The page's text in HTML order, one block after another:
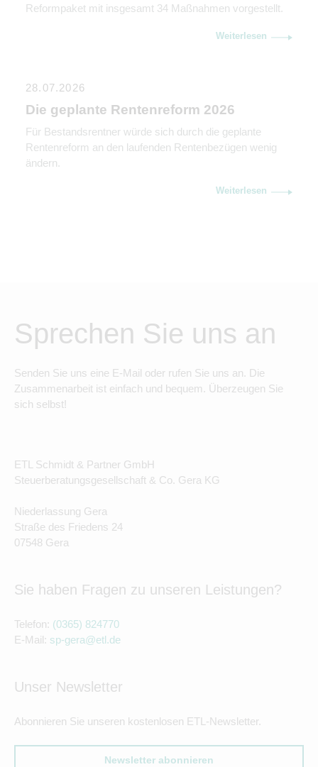
Reformpaket mit insgesamt 34 Maßnahmen vorgestellt.
Weiterlesen
28.07.2026
Die geplante Rentenreform 2026
Für Bestandsrentner würde sich durch die geplante
Rentenreform an den laufenden Rentenbezügen wenig
ändern.
Weiterlesen
Sprechen Sie uns an
Senden Sie uns eine E-Mail oder rufen Sie uns an. Die
Zusammenarbeit ist einfach und bequem. Überzeugen Sie
sich selbst!
ETL Schmidt & Partner GmbH
Steuerberatungsgesellschaft & Co. Gera KG
Niederlassung Gera
Straße des Friedens 24
07548 Gera
Sie haben Fragen zu unseren Leistungen?
Telefon: (0365) 824770
E-Mail: sp-gera@etl.de
Unser Newsletter
Abonnieren Sie unseren kostenlosen ETL-Newsletter.
Newsletter abonnieren